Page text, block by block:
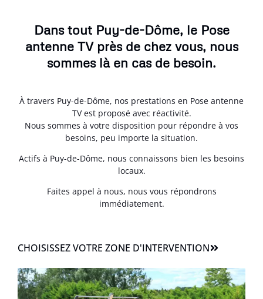
Dans tout Puy-de-Dôme, le Pose
antenne TV près de chez vous, nous
sommes là en cas de besoin.
À travers Puy-de-Dôme, nos prestations en Pose antenne
TV est proposé avec réactivité.
Nous sommes à votre disposition pour répondre à vos
besoins, peu importe la situation.
Actifs à Puy-de-Dôme, nous connaissons bien les besoins
locaux.
Faites appel à nous, nous vous répondrons
immédiatement.
CHOISISSEZ VOTRE ZONE D'INTERVENTION